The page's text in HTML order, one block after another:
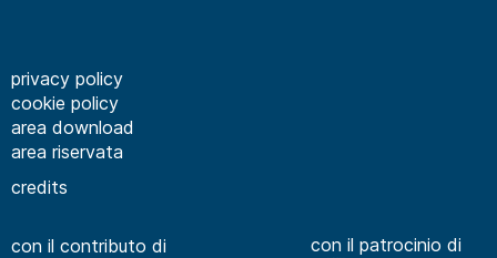
privacy policy
cookie policy
area download
area riservata
credits
con il patrocinio di
con il contributo di